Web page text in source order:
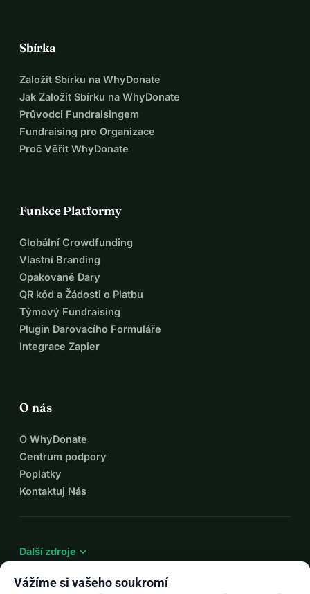
Sbírka
Založit Sbírku na WhyDonate
Jak Založit Sbírku na WhyDonate
Průvodci Fundraisingem
Fundraising pro Organizace
Proč Věřit WhyDonate
Funkce Platformy
Globální Crowdfunding
Vlastní Branding
Opakované Dary
QR kód a Žádosti o Platbu
Týmový Fundraising
Plugin Darovacího Formuláře
Integrace Zapier
O nás
O WhyDonate
Centrum podpory
Poplatky
Kontaktuj Nás
Další zdroje expand_more
Vážíme si vašeho soukromí